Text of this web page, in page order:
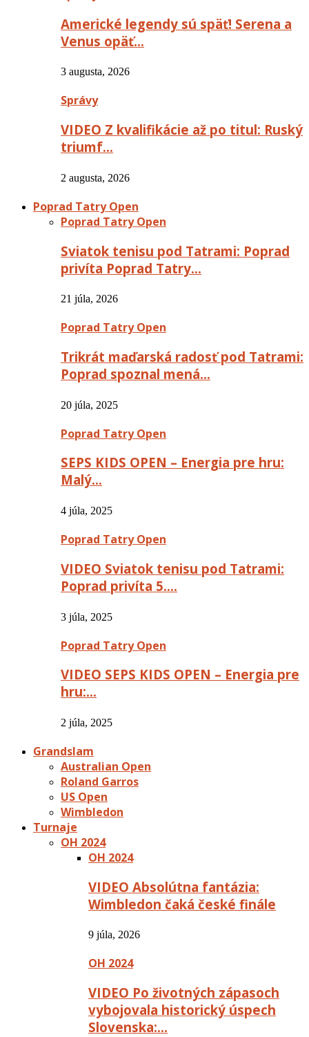
Americké legendy sú späť! Serena a
Venus opäť…
3 augusta, 2026
Správy
VIDEO Z kvalifikácie až po titul: Ruský
triumf…
2 augusta, 2026
Poprad Tatry Open
Poprad Tatry Open
Sviatok tenisu pod Tatrami: Poprad
privíta Poprad Tatry…
21 júla, 2026
Poprad Tatry Open
Trikrát maďarská radosť pod Tatrami:
Poprad spoznal mená…
20 júla, 2025
Poprad Tatry Open
SEPS KIDS OPEN – Energia pre hru:
Malý…
4 júla, 2025
Poprad Tatry Open
VIDEO Sviatok tenisu pod Tatrami:
Poprad privíta 5….
3 júla, 2025
Poprad Tatry Open
VIDEO SEPS KIDS OPEN – Energia pre
hru:…
2 júla, 2025
Grandslam
Australian Open
Roland Garros
US Open
Wimbledon
Turnaje
OH 2024
OH 2024
VIDEO Absolútna fantázia:
Wimbledon čaká české finále
9 júla, 2026
OH 2024
VIDEO Po životných zápasoch
vybojovala historický úspech
Slovenska:…